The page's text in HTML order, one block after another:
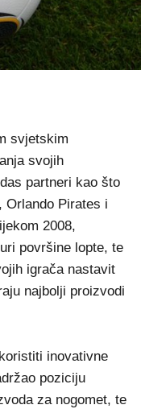
svjetskim
svojih
partneri kao što
Orlando Pirates i
2008,
površine lopte, te
igrača nastavit
najbolji proizvodi
inovativne
poziciju
za nogomet, te